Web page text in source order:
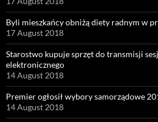
Byli mieszkańcy obniżą diety radnym w
17 August 2018
Starostwo kupuje sprzęt do transmisji
elektronicznego
14 August 2018
Premier ogłosił wybory samorządowe
14 August 2018